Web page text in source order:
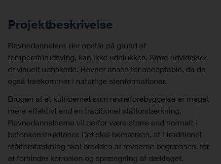
Projektbeskrivelse
Revnedannelser, der opstår på grund af
temperaturudsving, kan ikke udelukkes. Store udvidelser
er visuelt uønskede. Revner anses for acceptable, da de
også forekommer i naturlige stenformationer.
Brugen af ​​et kulfibernet som revneforebyggelse er meget
mere effektivt end en traditionel stålforstærkning.
Revnedannelserne vil derfor være større end normalt i
betonkonstruktioner. Det skal bemærkes, at i traditionel
stålforstærkning skal bredden af revnerne begrænses, for
at forhindre korrosion og sprængning af dæklaget.